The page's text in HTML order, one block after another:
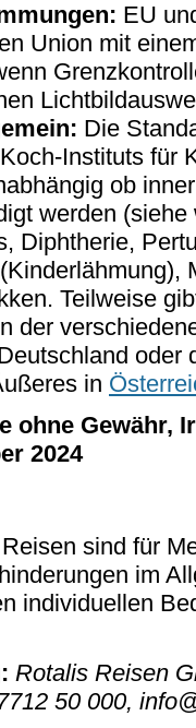
EU
Union mit
Die
Instituts für
ob
werden
Diphtherie,
Teilweise
der
oder
in
ohne Gewähr,
2024
sind für
im
individuellen
Rotalis Reisen
50 000,